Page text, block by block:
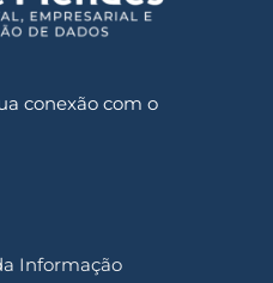
conexão com o
Informação